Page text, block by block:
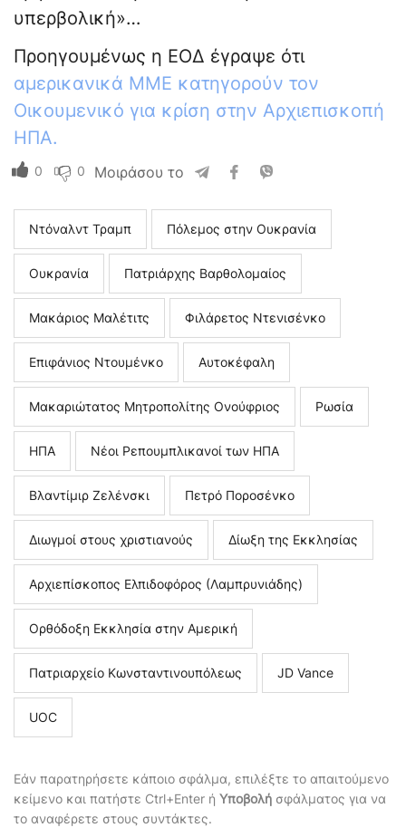
υπερβολική»…
Προηγουμένως η ΕΟΔ έγραψε ότι
αμερικανικά ΜΜΕ κατηγορούν τον
Οικουμενικό για κρίση στην Αρχιεπισκοπή
ΗΠΑ.
0 0 Μοιράσου το
Ντόναλντ Τραμπ Πόλεμος στην Ουκρανία
Ουκρανία Πατριάρχης Βαρθολομαίος
Μακάριος Μαλέτιτς Φιλάρετος Ντενισένκο
Επιφάνιος Ντουμένκο Αυτοκέφαλη
Μακαριώτατος Μητροπολίτης Ονούφριος Ρωσία
ΗΠΑ Νέοι Ρεπουμπλικανοί των ΗΠΑ
Βλαντίμιρ Ζελένσκι Πετρό Ποροσένκο
Διωγμοί στους χριστιανούς Δίωξη της Εκκλησίας
Αρχιεπίσκοπος Ελπιδοφόρος (Λαμπρυνιάδης)
Ορθόδοξη Εκκλησία στην Αμερική
Πατριαρχείο Κωνσταντινουπόλεως JD Vance
UOC
Εάν παρατηρήσετε κάποιο σφάλμα, επιλέξτε το απαιτούμενο
κείμενο και πατήστε Ctrl+Enter ή Υποβολή σφάλματος για να
το αναφέρετε στους συντάκτες.